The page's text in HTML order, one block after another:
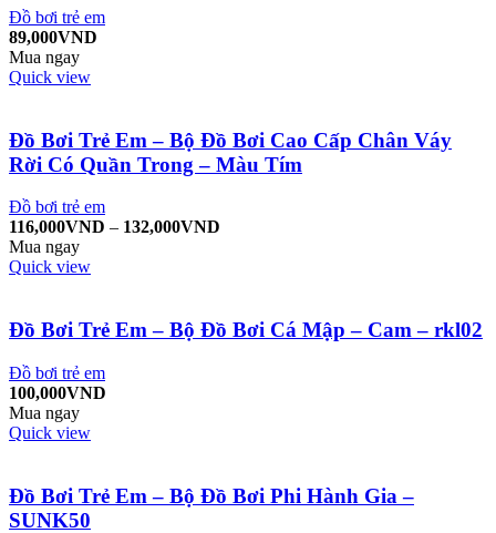
Đồ bơi trẻ em
89,000VND
Mua ngay
Quick view
Đồ Bơi Trẻ Em – Bộ Đồ Bơi Cao Cấp Chân Váy
Rời Có Quần Trong – Màu Tím
Đồ bơi trẻ em
116,000VND – 132,000VND
Mua ngay
Quick view
Đồ Bơi Trẻ Em – Bộ Đồ Bơi Cá Mập – Cam – rkl02
Đồ bơi trẻ em
100,000VND
Mua ngay
Quick view
Đồ Bơi Trẻ Em – Bộ Đồ Bơi Phi Hành Gia –
SUNK50